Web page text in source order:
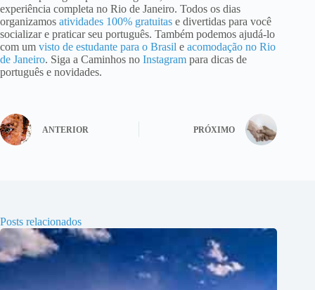
experiência completa no Rio de Janeiro. Todos os dias
organizamos atividades 100% gratuitas e divertidas para você
socializar e praticar seu português. Também podemos ajudá-lo
com um visto de estudante para o Brasil e acomodação no Rio
de Janeiro. Siga a Caminhos no Instagram para dicas de
português e novidades.
ANTERIOR PRÓXIMO
Posts relacionados